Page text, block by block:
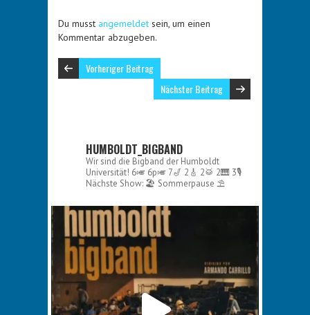
Du musst angemeldet sein, um einen
Kommentar abzugeben.
Vorheriger Beitrag
Nächster Beitrag
HUMBOLDT_BIGBAND
Wir sind die Bigband der Humboldt
Universität! 6🎺 6p🎺 7🎷 2🎸 2🥁 2🎹 3🎙️
Nächste Show: 🏖️ Sommerpause ⛱️